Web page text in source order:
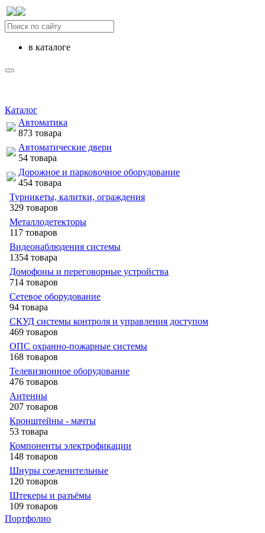
в каталоге
Каталог
Автоматика
873 товара
Автоматические двери
54 товара
Дорожное и парковочное оборудование
454 товара
Турникеты, калитки, ограждения
329 товаров
Металлодетекторы
117 товаров
Видеонаблюдения cистемы
1354 товара
Домофоны и переговорные устройства
714 товаров
Сетевое оборудование
94 товара
СКУД системы контроля и управления доступом
469 товаров
ОПС охранно-пожарные системы
168 товаров
Телевизионное оборудование
476 товаров
Антенны
207 товаров
Кронштейны - мачты
53 товара
Компоненты электрофикации
148 товаров
Шнуры соеденительные
120 товаров
Штекеры и разъёмы
109 товаров
Портфолио